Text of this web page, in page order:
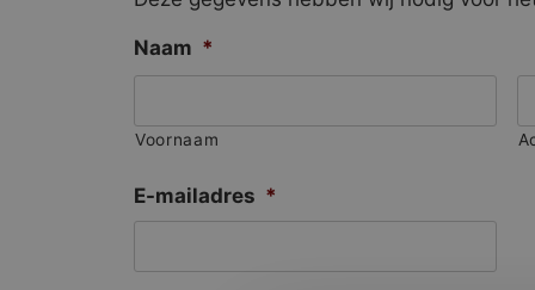
Naam *
Voornaam
E-mailadres *